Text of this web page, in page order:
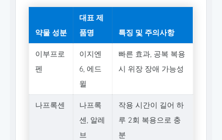
약물 성분
대표 제
품명
특징 및 주의사항
이부프로
펜
이지엔
6, 에드
윌
빠른 효과, 공복 복용
시 위장 장애 가능성
나프록센
나프록
센, 알레
브
작용 시간이 길어 하
루 2회 복용으로 충
분